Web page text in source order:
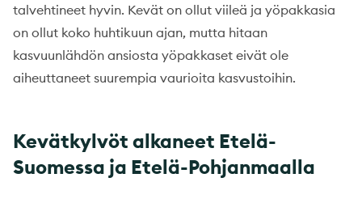
talvehtineet hyvin. Kevät on ollut viileä ja yöpakkasia
on ollut koko huhtikuun ajan, mutta hitaan
kasvuunlähdön ansiosta yöpakkaset eivät ole
aiheuttaneet suurempia vaurioita kasvustoihin.
Kevätkylvöt alkaneet Etelä-
Suomessa ja Etelä-Pohjanmaalla